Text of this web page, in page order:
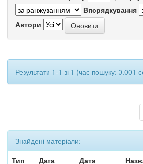
Впорядкування
Автори
Результати 1-1 зі 1 (час пошуку: 0.001
Знайдені матеріали:
Тип
Дата
Дата